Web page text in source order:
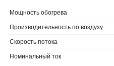
Мощность обогрева
Производительность по воздуху
Скорость потока
Номинальный ток